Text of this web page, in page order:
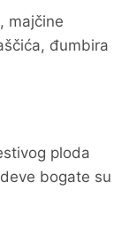
majčine
đumbira
ploda
bogate su